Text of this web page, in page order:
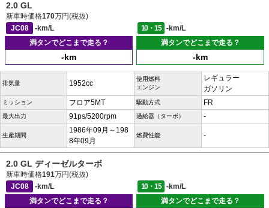
2.0 GL
新車時価格170万円(税抜)
JC08
-km/L 10・15
-km/L
満タンでどこまで走る？
-km
満タンでどこまで走る？
-km
排気量 1952cc
使用燃料
エンジン
レギュラー
ガソリン
ミッション フロア5MT 駆動方式 FR
最大出力 91ps/5200rpm 過給器（ターボ） -
生産期間
1986年09月～198
8年09月
燃費性能 -
2.0 GL ディーゼルターボ
新車時価格191万円(税抜)
JC08
-km/L 10・15
-km/L
満タンでどこまで走る？
満タンでどこまで走る？